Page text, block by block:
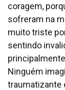
coragem,
sofreram na
muito triste
sentindo
Ninguém
traumatizante